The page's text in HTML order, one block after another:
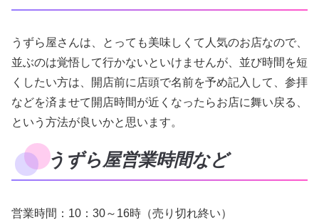
うずら屋さんは、とっても美味しくて人気のお店なので、
並ぶのは覚悟して行かないといけませんが、並び時間を短
くしたい方は、開店前に店頭で名前を予め記入して、参拝
などを済ませて開店時間が近くなったらお店に舞い戻る、
という方法が良いかと思います。
うずら屋営業時間など
営業時間：10：30～16時（売り切れ終い）